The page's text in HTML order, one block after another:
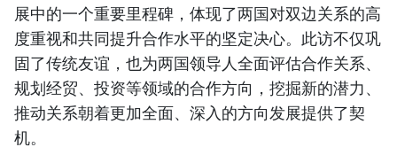
展中的一个重要里程碑，体现了两国对双边关系的高
度重视和共同提升合作水平的坚定决心。此访不仅巩
固了传统友谊，也为两国领导人全面评估合作关系、
规划经贸、投资等领域的合作方向，挖掘新的潜力、
推动关系朝着更加全面、深入的方向发展提供了契
机。